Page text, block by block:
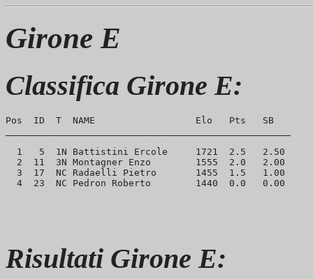
Girone E
Classifica Girone E:
Pos  ID  T  NAME                  Elo   Pts   SB
  1   5  1N Battistini Ercole     1721  2.5   2.50
  2  11  3N Montagner Enzo        1555  2.0   2.00
  3  17  NC Radaelli Pietro       1455  1.5   1.00
Risultati Girone E: